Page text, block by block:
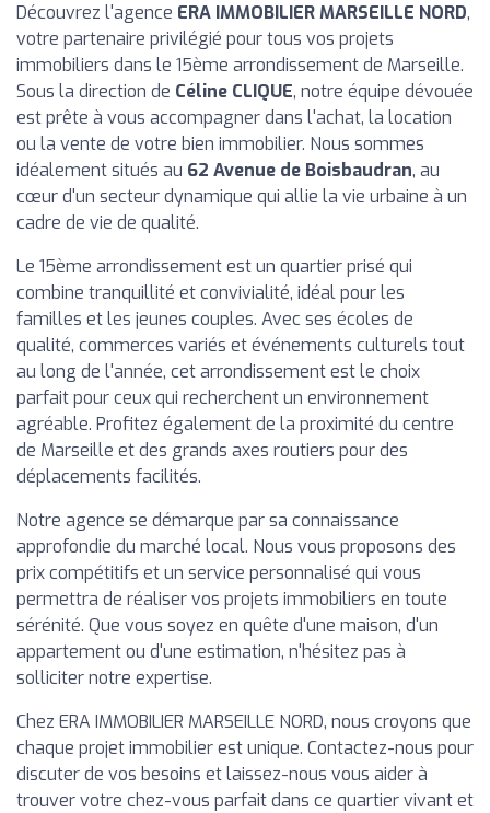
Découvrez l'agence ERA IMMOBILIER MARSEILLE NORD,
votre partenaire privilégié pour tous vos projets
immobiliers dans le 15ème arrondissement de Marseille.
Sous la direction de Céline CLIQUE, notre équipe dévouée
est prête à vous accompagner dans l'achat, la location
ou la vente de votre bien immobilier. Nous sommes
idéalement situés au 62 Avenue de Boisbaudran, au
cœur d'un secteur dynamique qui allie la vie urbaine à un
cadre de vie de qualité.
Le 15ème arrondissement est un quartier prisé qui
combine tranquillité et convivialité, idéal pour les
familles et les jeunes couples. Avec ses écoles de
qualité, commerces variés et événements culturels tout
au long de l'année, cet arrondissement est le choix
parfait pour ceux qui recherchent un environnement
agréable. Profitez également de la proximité du centre
de Marseille et des grands axes routiers pour des
déplacements facilités.
Notre agence se démarque par sa connaissance
approfondie du marché local. Nous vous proposons des
prix compétitifs et un service personnalisé qui vous
permettra de réaliser vos projets immobiliers en toute
sérénité. Que vous soyez en quête d'une maison, d'un
appartement ou d'une estimation, n'hésitez pas à
solliciter notre expertise.
Chez ERA IMMOBILIER MARSEILLE NORD, nous croyons que
chaque projet immobilier est unique. Contactez-nous pour
discuter de vos besoins et laissez-nous vous aider à
trouver votre chez-vous parfait dans ce quartier vivant et